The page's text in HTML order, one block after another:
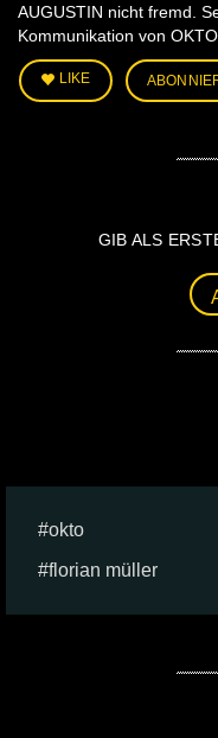
AUGUSTIN nicht fremd.
Kommunikation von
LIKE
GIB ALS
okto
florian müller